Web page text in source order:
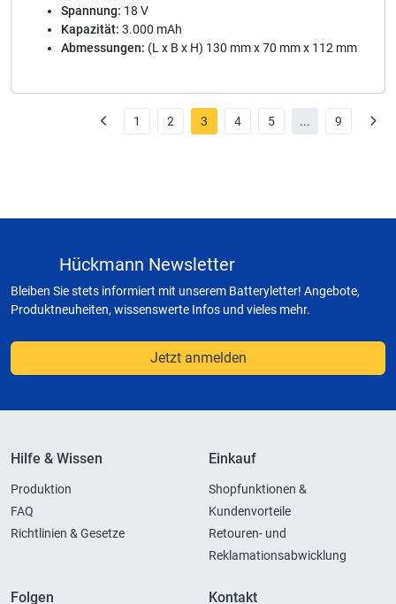
Spannung: 18 V
Kapazität: 3.000 mAh
Abmessungen: (L x B x H) 130 mm x 70 mm x 112 mm
1 2 3 4 5 ... 9
Hückmann Newsletter
Bleiben Sie stets informiert mit unserem Batteryletter! Angebote,
Produktneuheiten, wissenswerte Infos und vieles mehr.
Jetzt anmelden
Hilfe & Wissen
Produktion
FAQ
Richtlinien & Gesetze
Einkauf
Shopfunktionen &
Kundenvorteile
Retouren- und
Reklamationsabwicklung
Folgen Kontakt